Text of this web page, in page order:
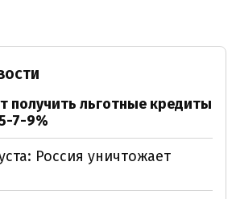
получить льготные кредиты
7-9%
Россия уничтожает